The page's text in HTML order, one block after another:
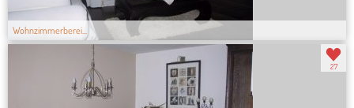
Wohnzimmerberei...
27